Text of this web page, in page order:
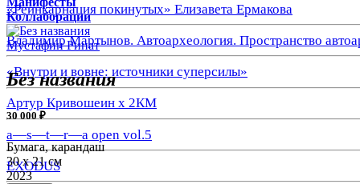
«Реинкарнация покинутых» Елизавета Ермакова
Владимир Мартынов. Автоархеология. Пространство
«Внутри и вовне: источники суперсилы»
Артур Кривошеин х 2КМ
a—s—t—r—a open vol.5
EXODUS
Коллаборации
Мустафин Ринат
Без названия
30 000 ₽
Бумага, карандаш
30 х 21 см
2023